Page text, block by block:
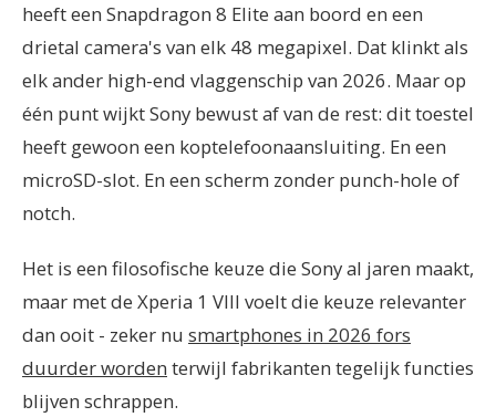
heeft een Snapdragon 8 Elite aan boord en een
drietal camera's van elk 48 megapixel. Dat klinkt als
elk ander high-end vlaggenschip van 2026. Maar op
één punt wijkt Sony bewust af van de rest: dit toestel
heeft gewoon een koptelefoonaansluiting. En een
microSD-slot. En een scherm zonder punch-hole of
notch.
Het is een filosofische keuze die Sony al jaren maakt,
maar met de Xperia 1 VIII voelt die keuze relevanter
dan ooit - zeker nu smartphones in 2026 fors
duurder worden terwijl fabrikanten tegelijk functies
blijven schrappen.